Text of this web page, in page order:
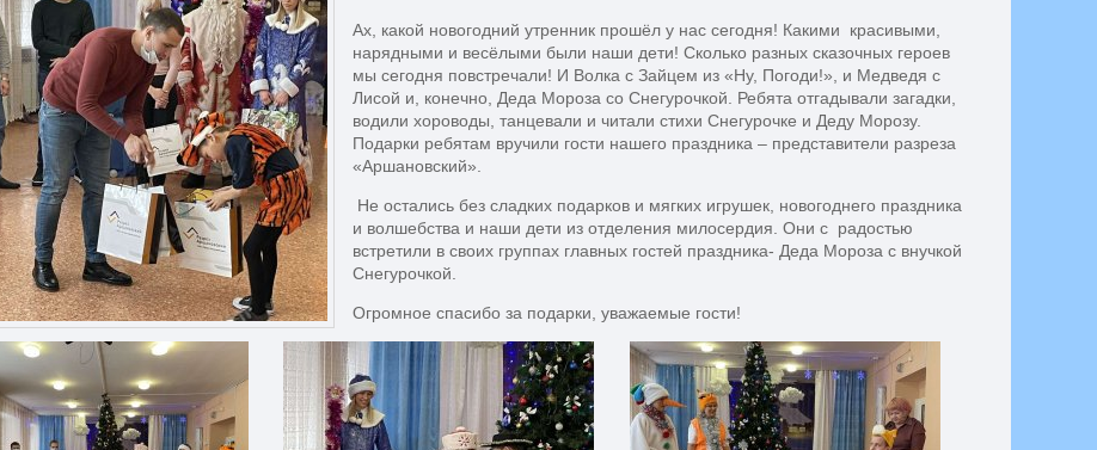
Ах, какой новогодний утренник прошёл у нас сегодня! Какими красивыми,
нарядными и весёлыми были наши дети! Сколько разных сказочных героев
мы сегодня повстречали! И Волка с Зайцем из «Ну, Погоди!», и Медведя с
Лисой и, конечно, Деда Мороза со Снегурочкой. Ребята отгадывали загадки,
водили хороводы, танцевали и читали стихи Снегурочке и Деду Морозу.
Подарки ребятам вручили гости нашего праздника – представители разреза
«Аршановский».
Не остались без сладких подарков и мягких игрушек, новогоднего праздника
и волшебства и наши дети из отделения милосердия. Они с радостью
встретили в своих группах главных гостей праздника- Деда Мороза с внучкой
Снегурочкой.
Огромное спасибо за подарки, уважаемые гости!